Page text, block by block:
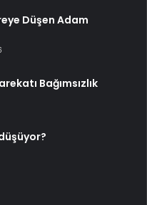
Düşen Adam
Bağımsızlık